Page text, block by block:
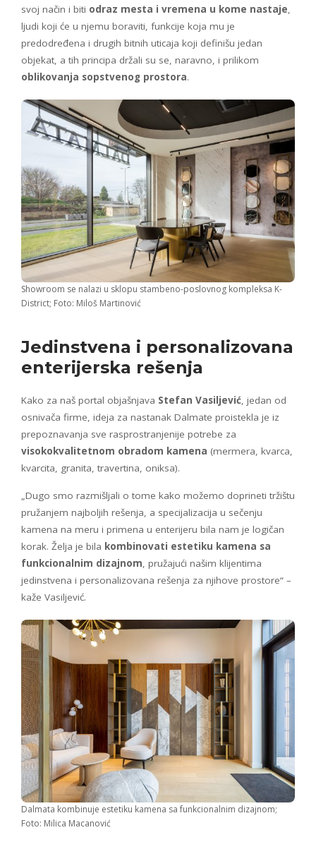
svoj način i biti odraz mesta i vremena u kome nastaje,
ljudi koji će u njemu boraviti, funkcije koja mu je
predodređena i drugih bitnih uticaja koji definišu jedan
objekat, a tih principa držali su se, naravno, i prilikom
oblikovanja sopstvenog prostora.
Showroom se nalazi u sklopu stambeno-poslovnog kompleksa K-
District; Foto: Miloš Martinović
Jedinstvena i personalizovana
enterijerska rešenja
Kako za naš portal objašnjava Stefan Vasiljević, jedan od
osnivača firme, ideja za nastanak Dalmate proistekla je iz
prepoznavanja sve rasprostranjenije potrebe za
visokokvalitetnom obradom kamena (mermera, kvarca,
kvarcita, granita, travertina, oniksa).
„Dugo smo razmišljali o tome kako možemo doprineti tržištu
pružanjem najboljih rešenja, a specijalizacija u sečenju
kamena na meru i primena u enterijeru bila nam je logičan
korak. Želja je bila kombinovati estetiku kamena sa
funkcionalnim dizajnom, pružajući našim klijentima
jedinstvena i personalizovana rešenja za njihove prostore“ –
kaže Vasiljević.
Dalmata kombinuje estetiku kamena sa funkcionalnim dizajnom;
Foto: Milica Macanović